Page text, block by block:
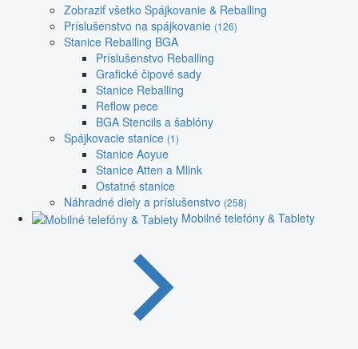
Zobraziť všetko Spájkovanie & Reballing
Príslušenstvo na spájkovanie (126)
Stanice Reballing BGA
Príslušenstvo Reballing
Grafické čipové sady
Stanice Reballing
Reflow pece
BGA Stencils a šablóny
Spájkovacie stanice (1)
Stanice Aoyue
Stanice Atten a Mlink
Ostatné stanice
Náhradné diely a príslušenstvo (258)
Mobilné telefóny & Tablety